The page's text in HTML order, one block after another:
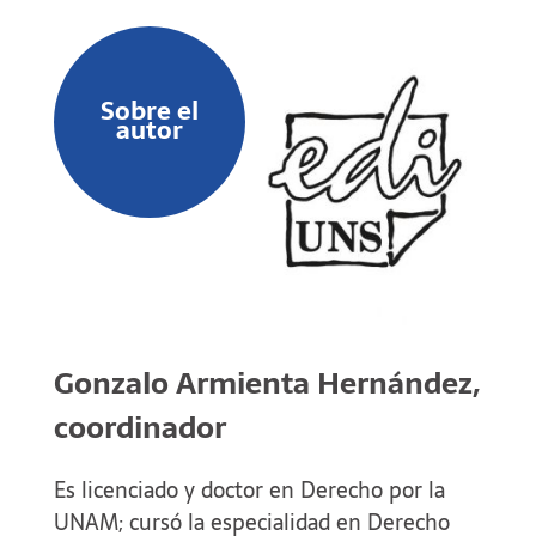
Sobre el
autor
Gonzalo Armienta Hernández,
coordinador
Es licenciado y doctor en Derecho por la
UNAM; cursó la especialidad en Derecho